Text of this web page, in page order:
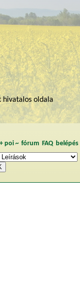
hivatalos oldala
+ poi~ fórum FAQ belépés